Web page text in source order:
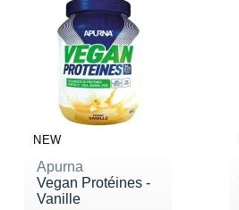
NEW
Apurna
Vegan Protéines -
Vanille